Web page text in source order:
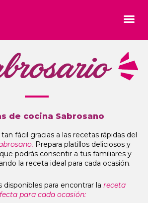
de cocina Sabrosano
fácil gracias a las recetas rápidas del
Prepara platillos deliciosos y
podrás consentir a tus familiares y
la receta ideal para cada ocasión.
disponibles para encontrar la receta
para cada ocasión: